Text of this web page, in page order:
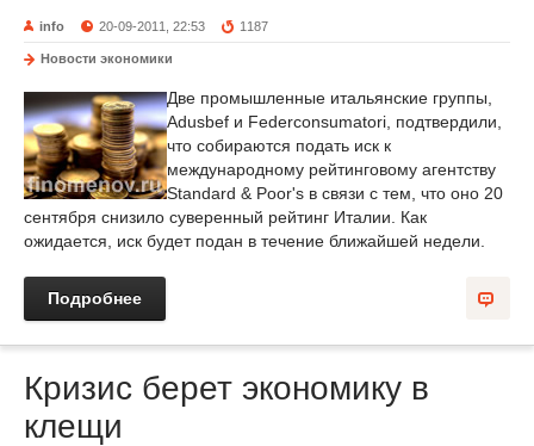
info 20-09-2011, 22:53 1187
Новости экономики
Две промышленные итальянские группы,
Adusbef и Federconsumatori, подтвердили,
что собираются подать иск к
международному рейтинговому агентству
Standard & Poor's в связи с тем, что оно 20
сентября снизило суверенный рейтинг Италии. Как
ожидается, иск будет подан в течение ближайшей недели.
Подробнее
Кризис берет экономику в
клещи